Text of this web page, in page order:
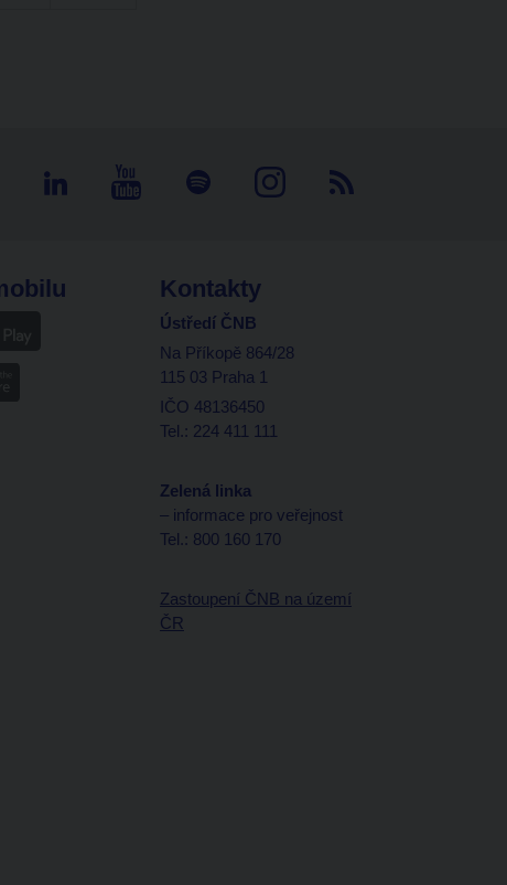
Kontakty
Ústředí ČNB
Na Příkopě 864/28
115 03 Praha 1
IČO 48136450
Tel.: 224 411 111
Zelená linka
– informace pro veřejnost
Tel.: 800 160 170
Zastoupení ČNB na území
ČR